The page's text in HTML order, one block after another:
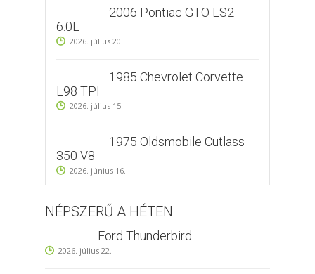
2006 Pontiac GTO LS2
6.0L
2026. július 20.
1985 Chevrolet Corvette
L98 TPI
2026. július 15.
1975 Oldsmobile Cutlass
350 V8
2026. június 16.
NÉPSZERŰ A HÉTEN
Ford Thunderbird
2026. július 22.